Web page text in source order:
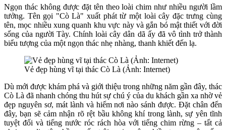
Ngọn thác không được đặt tên theo loài chim như nhiều người lầm
tưởng. Tên gọi "Cò Là" xuất phát từ một loài cây đặc trưng cùng
tên, mọc nhiều xung quanh khu vực này và gắn bó mật thiết với đời
sống của người Tày. Chính loài cây dân dã ấy đã vô tình trở thành
biểu tượng của một ngọn thác nhẹ nhàng, thanh khiết đến lạ.
Vẻ đẹp hùng vĩ tại thác Cò Là (Ảnh: Internet)
Dù mới được khám phá và giới thiệu trong những năm gần đây, thác
Cò Là đã nhanh chóng thu hút sự chú ý của du khách gần xa nhờ vẻ
đẹp nguyên sơ, mát lành và hiếm nơi nào sánh được. Đặt chân đến
đây, bạn sẽ cảm nhận rõ rệt bầu không khí trong lành, sự yên tĩnh
tuyệt đối và tiếng nước róc rách hòa với tiếng chim rừng – tất cả